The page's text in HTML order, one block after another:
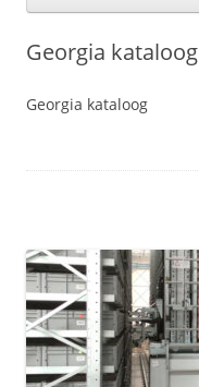
Georgia kataloog
Georgia kataloog